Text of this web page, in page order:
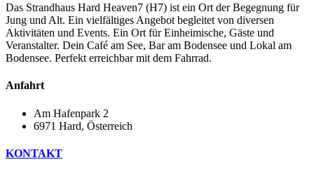
Das Strandhaus Hard Heaven7 (H7) ist ein Ort der Begegnung für
Jung und Alt. Ein vielfältiges Angebot begleitet von diversen
Aktivitäten und Events. Ein Ort für Einheimische, Gäste und
Veranstalter. Dein Café am See, Bar am Bodensee und Lokal am
Bodensee. Perfekt erreichbar mit dem Fahrrad.
Anfahrt
Am Hafenpark 2
6971 Hard, Österreich​
KONTAKT